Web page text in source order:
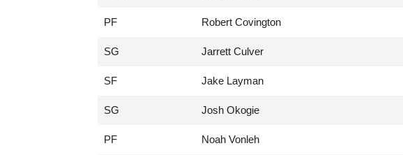
PF Robert Covington
SG Jarrett Culver
SF Jake Layman
SG Josh Okogie
PF Noah Vonleh